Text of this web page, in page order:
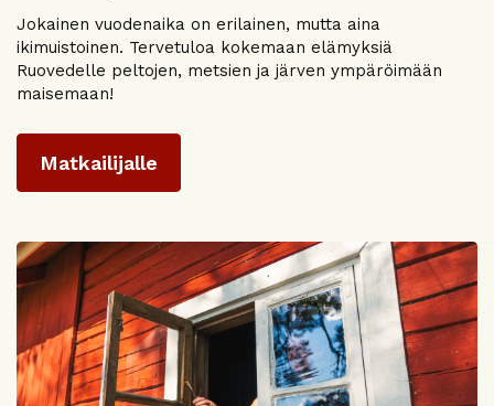
Jokainen vuodenaika on erilainen, mutta aina
ikimuistoinen. Tervetuloa kokemaan elämyksiä
Ruovedelle peltojen, metsien ja järven ympäröimään
maisemaan!
Matkailijalle